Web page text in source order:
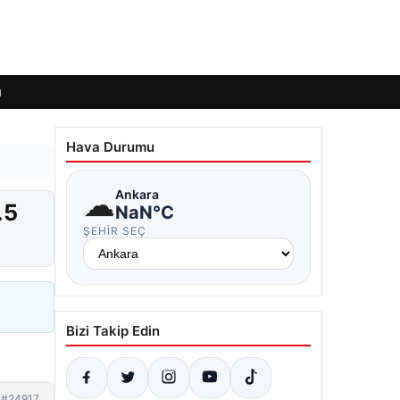
Hava Durumu
☁Ankara
NaN°C
ŞEHIR SEÇ
Bizi Takip Edin